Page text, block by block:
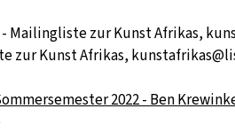
- Mailingliste zur Kunst Afrikas,
zur Kunst Afrikas,
2022 - Ben